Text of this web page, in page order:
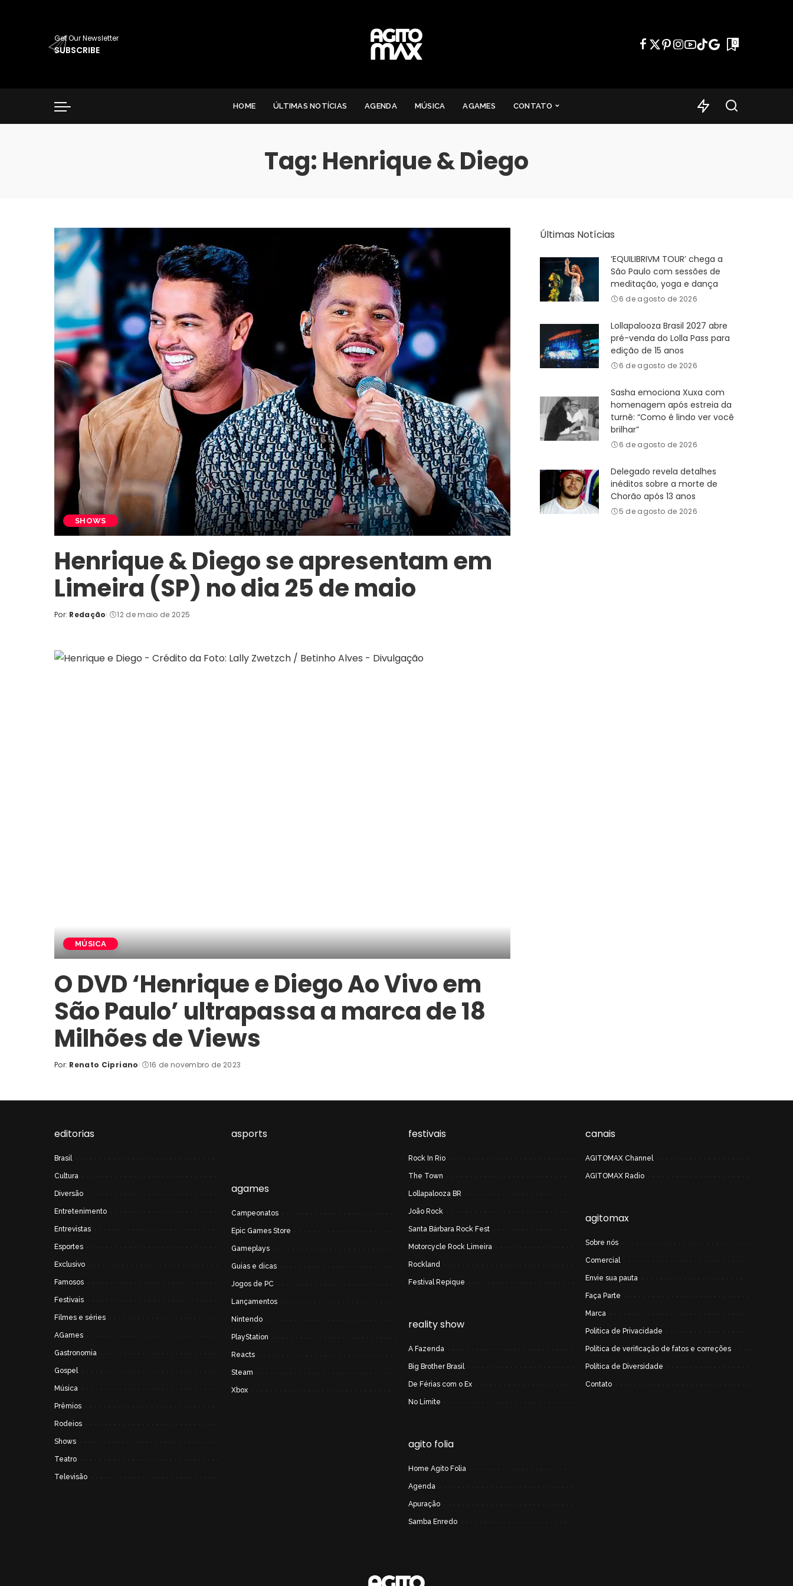
Get Our Newsletter
SUBSCRIBE
0
HOME ÚLTIMAS NOTÍCIAS AGENDA MÚSICA AGAMES CONTATO
Tag: Henrique & Diego
SHOWS
Henrique & Diego se apresentam em
Limeira (SP) no dia 25 de maio
Posted
Por: Redação 12 de maio de 2025
MÚSICA
O DVD ‘Henrique e Diego Ao Vivo em
São Paulo’ ultrapassa a marca de 18
Milhões de Views
Posted
Por: Renato Cipriano 16 de novembro de 2023
Últimas Notícias
‘EQUILIBRIVM TOUR’ chega a
São Paulo com sessões de
meditação, yoga e dança
6 de agosto de 2026
Lollapalooza Brasil 2027 abre
pré-venda do Lolla Pass para
edição de 15 anos
6 de agosto de 2026
Sasha emociona Xuxa com
homenagem após estreia da
turnê: “Como é lindo ver você
brilhar”
6 de agosto de 2026
Delegado revela detalhes
inéditos sobre a morte de
Chorão após 13 anos
5 de agosto de 2026
editorias
Brasil
Cultura
Diversão
Entretenimento
Entrevistas
Esportes
Exclusivo
Famosos
Festivais
Filmes e séries
AGames
Gastronomia
Gospel
Música
Prêmios
Rodeios
Shows
Teatro
Televisão
asports
agames
Campeonatos
Epic Games Store
Gameplays
Guias e dicas
Jogos de PC
Lançamentos
Nintendo
PlayStation
Reacts
Steam
Xbox
festivais
Rock In Rio
The Town
Lollapalooza BR
João Rock
Santa Bárbara Rock Fest
Motorcycle Rock Limeira
Rockland
Festival Repique
reality show
A Fazenda
Big Brother Brasil
De Férias com o Ex
No Limite
agito folia
Home Agito Folia
Agenda
Apuração
Samba Enredo
canais
AGITOMAX Channel
AGITOMAX Radio
agitomax
Sobre nós
Comercial
Envie sua pauta
Faça Parte
Marca
Politica de Privacidade
Política de verificação de fatos e correções
Política de Diversidade
Contato